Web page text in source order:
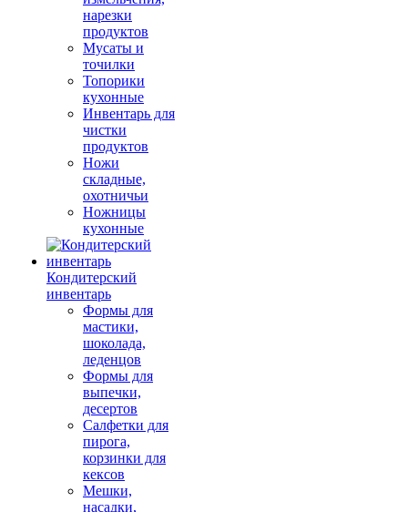
нарезки
продуктов
Мусаты и
точилки
Топорики
кухонные
Инвентарь для
чистки
продуктов
Ножи
складные,
охотничьи
Ножницы
кухонные
Кондитерский
инвентарь
Формы для
мастики,
шоколада,
леденцов
Формы для
выпечки,
десертов
Салфетки для
пирога,
корзинки для
кексов
Мешки,
насадки,